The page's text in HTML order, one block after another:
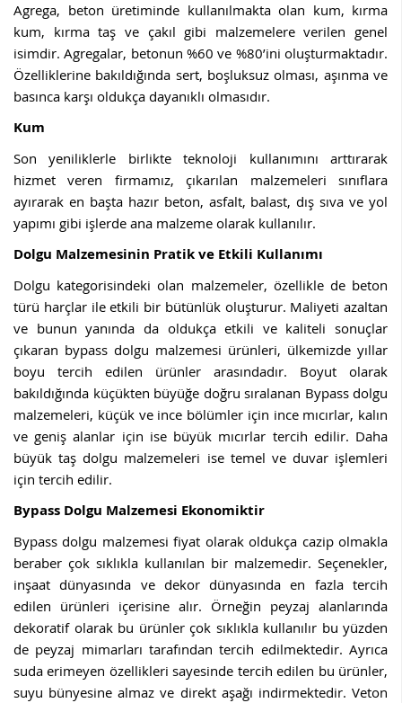
Agrega, beton üretiminde kullanılmakta olan kum, kırma
kum, kırma taş ve çakıl gibi malzemelere verilen genel
isimdir. Agregalar, betonun %60 ve %80’ini oluşturmaktadır.
Özelliklerine bakıldığında sert, boşluksuz olması, aşınma ve
basınca karşı oldukça dayanıklı olmasıdır.
Kum
Son yeniliklerle birlikte teknoloji kullanımını arttırarak
hizmet veren firmamız, çıkarılan malzemeleri sınıflara
ayırarak en başta hazır beton, asfalt, balast, dış sıva ve yol
yapımı gibi işlerde ana malzeme olarak kullanılır.
Dolgu Malzemesinin Pratik ve Etkili Kullanımı
Dolgu kategorisindeki olan malzemeler, özellikle de beton
türü harçlar ile etkili bir bütünlük oluşturur. Maliyeti azaltan
ve bunun yanında da oldukça etkili ve kaliteli sonuçlar
çıkaran bypass dolgu malzemesi ürünleri, ülkemizde yıllar
boyu tercih edilen ürünler arasındadır. Boyut olarak
bakıldığında küçükten büyüğe doğru sıralanan Bypass dolgu
malzemeleri, küçük ve ince bölümler için ince mıcırlar, kalın
ve geniş alanlar için ise büyük mıcırlar tercih edilir. Daha
büyük taş dolgu malzemeleri ise temel ve duvar işlemleri
için tercih edilir.
Bypass Dolgu Malzemesi Ekonomiktir
Bypass dolgu malzemesi fiyat olarak oldukça cazip olmakla
beraber çok sıklıkla kullanılan bir malzemedir. Seçenekler,
inşaat dünyasında ve dekor dünyasında en fazla tercih
edilen ürünleri içerisine alır. Örneğin peyzaj alanlarında
dekoratif olarak bu ürünler çok sıklıkla kullanılır bu yüzden
de peyzaj mimarları tarafından tercih edilmektedir. Ayrıca
suda erimeyen özellikleri sayesinde tercih edilen bu ürünler,
suyu bünyesine almaz ve direkt aşağı indirmektedir. Veton